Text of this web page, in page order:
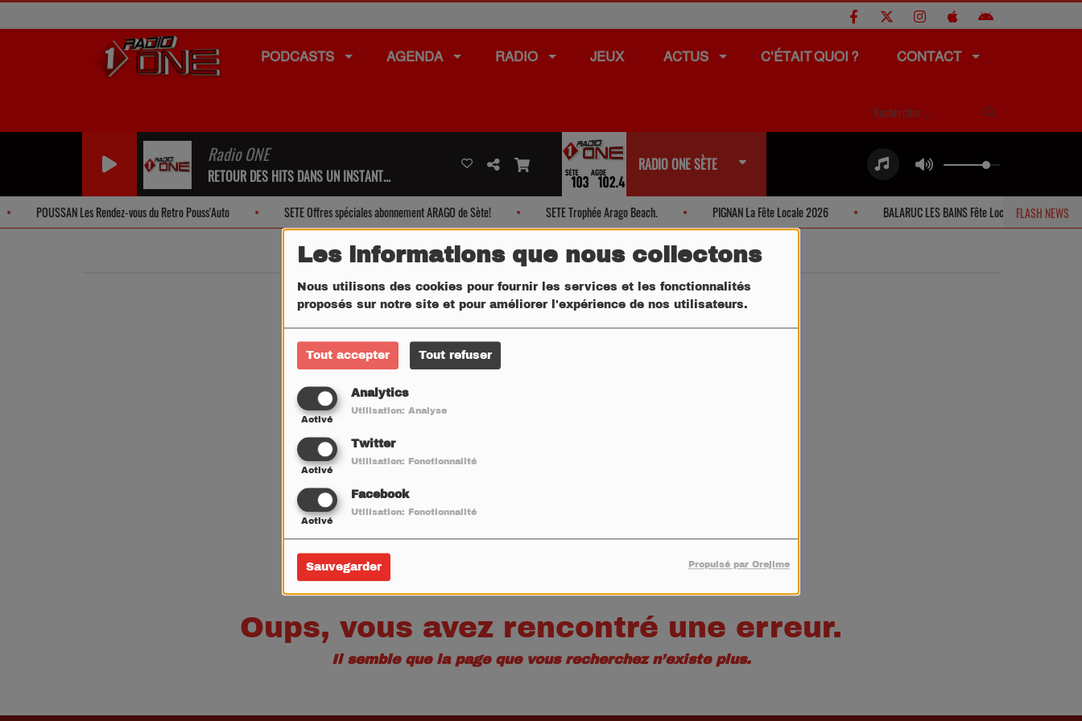
Les informations que nous collectons
Nous utilisons des cookies pour fournir les services et les fonctionnalités
proposés sur notre site et pour améliorer l'expérience de nos utilisateurs.
Tout accepter Tout refuser
Analytics
Activé
Utilisation: Analyse
Twitter
Activé
Utilisation: Fonctionnalité
Facebook
Activé
Utilisation: Fonctionnalité
Sauvegarder Propulsé par Orejime
PODCASTS AGENDA RADIO JEUX ACTUS C'ÉTAIT QUOI ? CONTACT
Radio ONE
RETOUR DES HITS DANS UN INSTANT...
RADIO ONE SÈTE
FLASH NEWS
POUSSAN Les Rendez-vous du Retro Pouss'Auto SETE Offres spéciales abonnement ARAGO de Sète! SETE Trophée Arago Beach. PIGNAN La Fête Locale 2026 BALARUC LES BAINS Fête Locale 2026
404
Oups, vous avez rencontré une erreur.
Il semble que la page que vous recherchez n’existe plus.